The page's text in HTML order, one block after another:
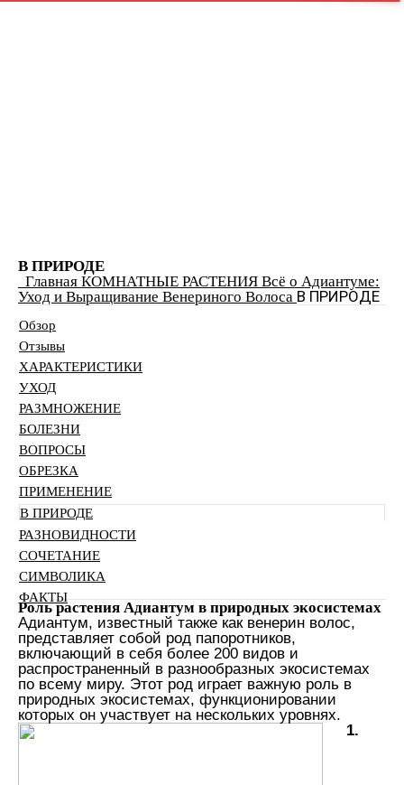
В ПРИРОДЕ
Главная КОМНАТНЫЕ РАСТЕНИЯ Всё о Адиантуме:
Уход и Выращивание Венериного Волоса В ПРИРОДЕ
Обзор
Отзывы
ХАРАКТЕРИСТИКИ
УХОД
РАЗМНОЖЕНИЕ
БОЛЕЗНИ
ВОПРОСЫ
ОБРЕЗКА
ПРИМЕНЕНИЕ
В ПРИРОДЕ
РАЗНОВИДНОСТИ
СОЧЕТАНИЕ
СИМВОЛИКА
ФАКТЫ
Роль растения Адиантум в природных экосистемах
Адиантум, известный также как венерин волос,
представляет собой род папоротников,
включающий в себя более 200 видов и
распространенный в разнообразных экосистемах
по всему миру. Этот род играет важную роль в
природных экосистемах, функционировании
которых он участвует на нескольких уровнях.
1.